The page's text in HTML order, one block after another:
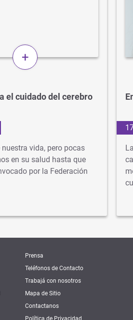
+
el cuidado del cerebro
nuestra vida, pero pocas
en su salud hasta que
por la Federación
Prensa
Teléfonos de Contacto
Trabajá con nosotros
Mapa de Sitio
Contactanos
Política de Privacidad